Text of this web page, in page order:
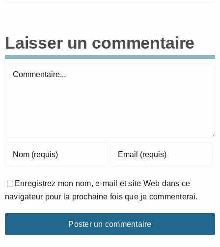
Laisser un commentaire
Commentaire
Enregistrez mon nom, e-mail et site Web dans ce
navigateur pour la prochaine fois que je commenterai.